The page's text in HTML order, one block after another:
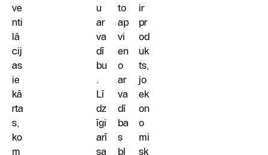
ve
nti
lā
cij
as
ie
kā
rta
s,
ko
m
u
ar
va
dī
bu
.
Lī
dz
īgi
arī
sa
to
ap
vi
en
o
ar
va
dī
ba
s
bl
ir
pr
od
uk
ts,
jo
ek
on
o
mi
sk